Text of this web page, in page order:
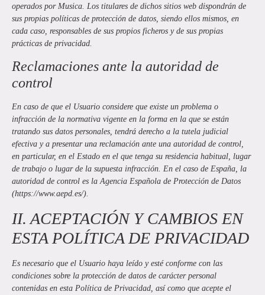
operados por Musica. Los titulares de dichos sitios web dispondrán de
sus propias políticas de protección de datos, siendo ellos mismos, en
cada caso, responsables de sus propios ficheros y de sus propias
prácticas de privacidad.
Reclamaciones ante la autoridad de
control
En caso de que el Usuario considere que existe un problema o
infracción de la normativa vigente en la forma en la que se están
tratando sus datos personales, tendrá derecho a la tutela judicial
efectiva y a presentar una reclamación ante una autoridad de control,
en particular, en el Estado en el que tenga su residencia habitual, lugar
de trabajo o lugar de la supuesta infracción. En el caso de España, la
autoridad de control es la Agencia Española de Protección de Datos
(https://www.aepd.es/).
II. ACEPTACIÓN Y CAMBIOS EN
ESTA POLÍTICA DE PRIVACIDAD
Es necesario que el Usuario haya leído y esté conforme con las
condiciones sobre la protección de datos de carácter personal
contenidas en esta Política de Privacidad, así como que acepte el